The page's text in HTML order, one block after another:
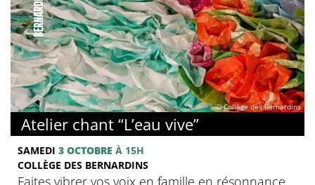
© Collège des Bernardins
Atelier chant “L’eau vive”
SAMEDI 3 OCTOBRE À 15H
COLLÈGE DES BERNARDINS
Faites vibrer vos voix en famille en résonnance